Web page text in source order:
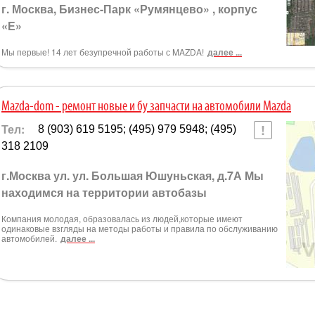
г. Москва, Бизнес-Парк «Румянцево» , корпус
«Е»
Мы первые! 14 лет безупречной работы с MAZDA! далее ...
Mazda-dom - ремонт новые и бу запчасти на автомобили Mazda
Тел:
8 (903) 619 5195; (495) 979 5948; (495)
318 2109
г.Москва ул. ул. Большая Юшуньская, д.7А Мы
находимся на территории автобазы
Компания молодая, образовалась из людей,которые имеют
одинаковые взгляды на методы работы и правила по обслуживанию
автомобилей. далее ...